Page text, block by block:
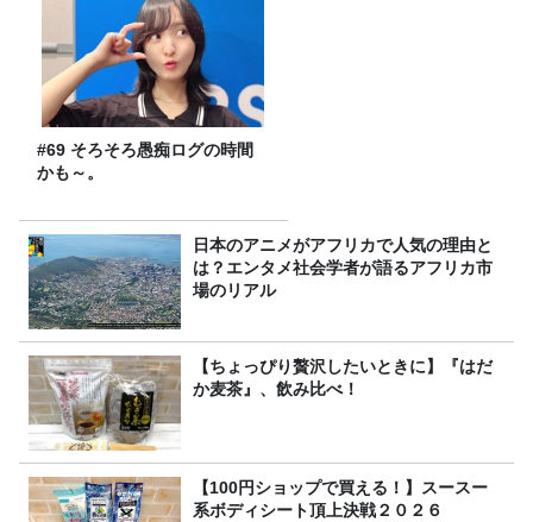
#69 そろそろ愚痴ログの時間
かも～。
日本のアニメがアフリカで人気の理由と
は？エンタメ社会学者が語るアフリカ市
場のリアル
【ちょっぴり贅沢したいときに】『はだ
か麦茶』、飲み比べ！
【100円ショップで買える！】スースー
系ボディシート頂上決戦２０２６